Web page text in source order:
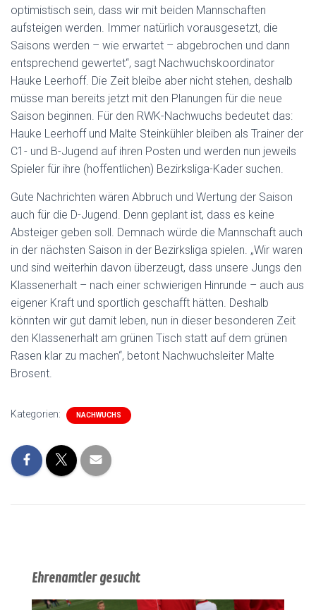
optimistisch sein, dass wir mit beiden Mannschaften
aufsteigen werden. Immer natürlich vorausgesetzt, die
Saisons werden – wie erwartet – abgebrochen und dann
entsprechend gewertet“, sagt Nachwuchskoordinator
Hauke Leerhoff. Die Zeit bleibe aber nicht stehen, deshalb
müsse man bereits jetzt mit den Planungen für die neue
Saison beginnen. Für den RWK-Nachwuchs bedeutet das:
Hauke Leerhoff und Malte Steinkühler bleiben als Trainer der
C1- und B-Jugend auf ihren Posten und werden nun jeweils
Spieler für ihre (hoffentlichen) Bezirksliga-Kader suchen.
Gute Nachrichten wären Abbruch und Wertung der Saison
auch für die D-Jugend. Denn geplant ist, dass es keine
Absteiger geben soll. Demnach würde die Mannschaft auch
in der nächsten Saison in der Bezirksliga spielen. „Wir waren
und sind weiterhin davon überzeugt, dass unsere Jungs den
Klassenerhalt – nach einer schwierigen Hinrunde – auch aus
eigener Kraft und sportlich geschafft hätten. Deshalb
könnten wir gut damit leben, nun in dieser besonderen Zeit
den Klassenerhalt am grünen Tisch statt auf dem grünen
Rasen klar zu machen“, betont Nachwuchsleiter Malte
Brosent.
Kategorien: NACHWUCHS
Ehrenamtler gesucht